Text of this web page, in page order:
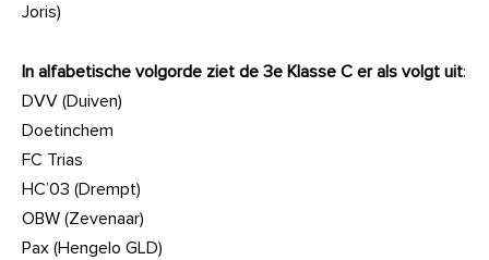
Joris)
In alfabetische volgorde ziet de 3e Klasse C er als volgt uit:
DVV (Duiven)
Doetinchem
FC Trias
HC’03 (Drempt)
OBW (Zevenaar)
Pax (Hengelo GLD)